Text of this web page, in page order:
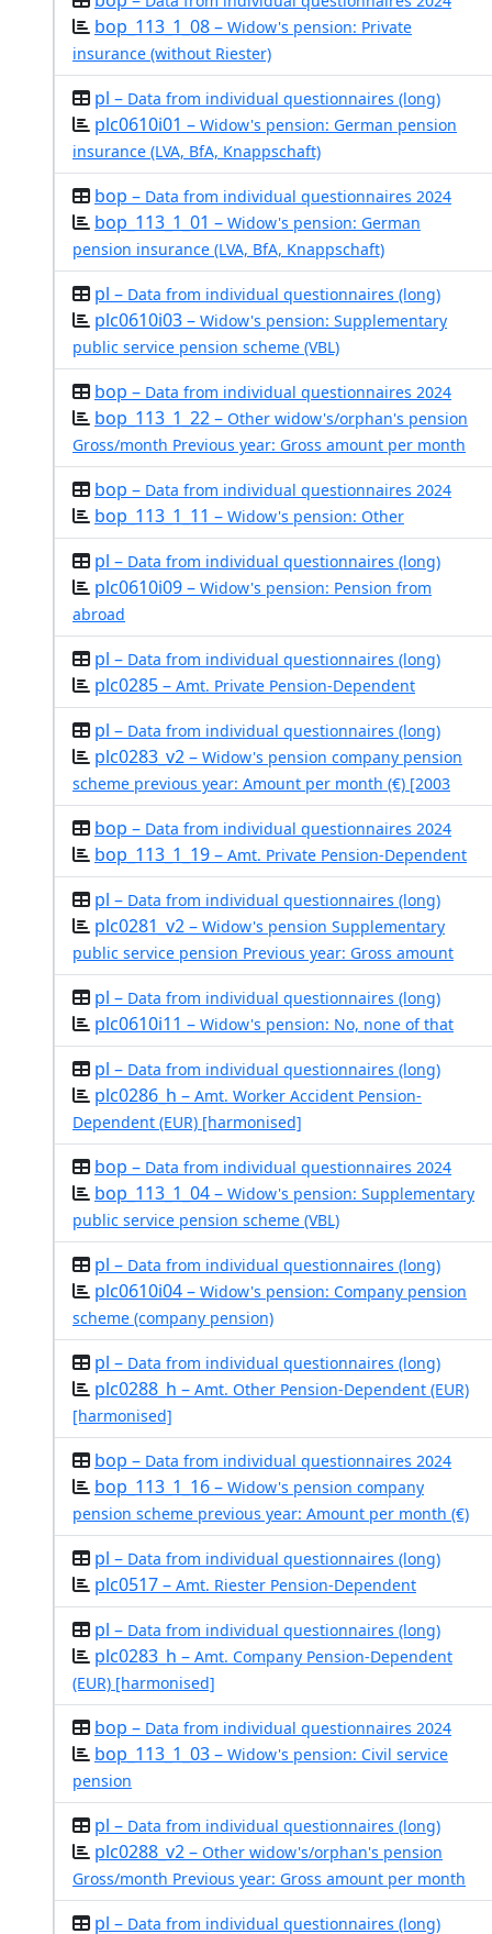
bop_113_1_08 – Widow's pension: Private
insurance (without Riester)
pl – Data from individual questionnaires (long)
plc0610i01 – Widow's pension: German pension
insurance (LVA, BfA, Knappschaft)
bop – Data from individual questionnaires 2024
bop_113_1_01 – Widow's pension: German
pension insurance (LVA, BfA, Knappschaft)
pl – Data from individual questionnaires (long)
plc0610i03 – Widow's pension: Supplementary
public service pension scheme (VBL)
bop – Data from individual questionnaires 2024
bop_113_1_22 – Other widow's/orphan's pension
Gross/month Previous year: Gross amount per month
bop – Data from individual questionnaires 2024
bop_113_1_11 – Widow's pension: Other
pl – Data from individual questionnaires (long)
plc0610i09 – Widow's pension: Pension from
abroad
pl – Data from individual questionnaires (long)
plc0285 – Amt. Private Pension-Dependent
pl – Data from individual questionnaires (long)
plc0283_v2 – Widow's pension company pension
scheme previous year: Amount per month (€) [2003
bop – Data from individual questionnaires 2024
bop_113_1_19 – Amt. Private Pension-Dependent
pl – Data from individual questionnaires (long)
plc0281_v2 – Widow's pension Supplementary
public service pension Previous year: Gross amount
pl – Data from individual questionnaires (long)
plc0610i11 – Widow's pension: No, none of that
pl – Data from individual questionnaires (long)
plc0286_h – Amt. Worker Accident Pension-
Dependent (EUR) [harmonised]
bop – Data from individual questionnaires 2024
bop_113_1_04 – Widow's pension: Supplementary
public service pension scheme (VBL)
pl – Data from individual questionnaires (long)
plc0610i04 – Widow's pension: Company pension
scheme (company pension)
pl – Data from individual questionnaires (long)
plc0288_h – Amt. Other Pension-Dependent (EUR)
[harmonised]
bop – Data from individual questionnaires 2024
bop_113_1_16 – Widow's pension company
pension scheme previous year: Amount per month (€)
pl – Data from individual questionnaires (long)
plc0517 – Amt. Riester Pension-Dependent
pl – Data from individual questionnaires (long)
plc0283_h – Amt. Company Pension-Dependent
(EUR) [harmonised]
bop – Data from individual questionnaires 2024
bop_113_1_03 – Widow's pension: Civil service
pension
pl – Data from individual questionnaires (long)
plc0288_v2 – Other widow's/orphan's pension
Gross/month Previous year: Gross amount per month
pl – Data from individual questionnaires (long)